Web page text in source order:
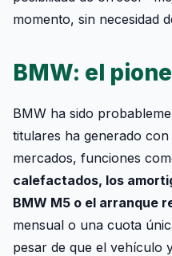
momento, sin necesidad
BMW: el
BMW ha sido
titulares ha generado
mercados, funciones
calefactados, los
BMW M5 o el arranque
mensual o una cuota
pesar de que el vehículo